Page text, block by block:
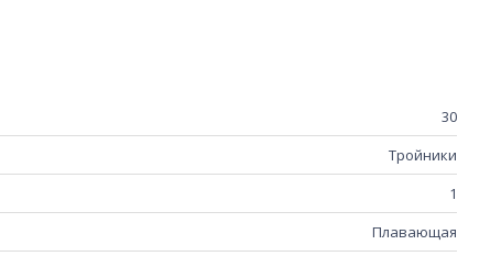
30
Тройники
1
Плавающая